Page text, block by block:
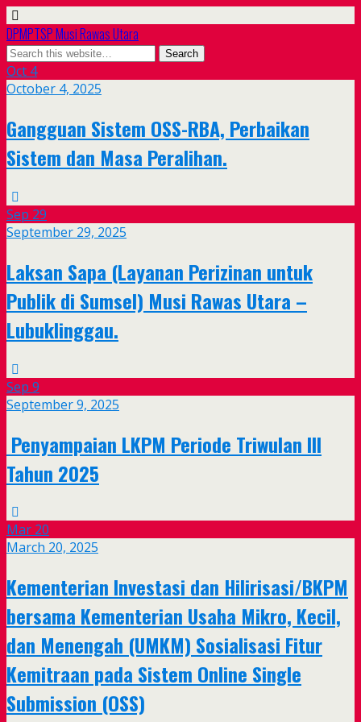
DPMPTSP Musi Rawas Utara
Oct 4
October 4, 2025
Gangguan Sistem OSS-RBA, Perbaikan
Sistem dan Masa Peralihan.
Sep 29
September 29, 2025
Laksan Sapa (Layanan Perizinan untuk
Publik di Sumsel) Musi Rawas Utara –
Lubuklinggau.
Sep 9
September 9, 2025
Penyampaian LKPM Periode Triwulan III
Tahun 2025
Mar 20
March 20, 2025
Kementerian Investasi dan Hilirisasi/BKPM
bersama Kementerian Usaha Mikro, Kecil,
dan Menengah (UMKM) Sosialisasi Fitur
Kemitraan pada Sistem Online Single
Submission (OSS)